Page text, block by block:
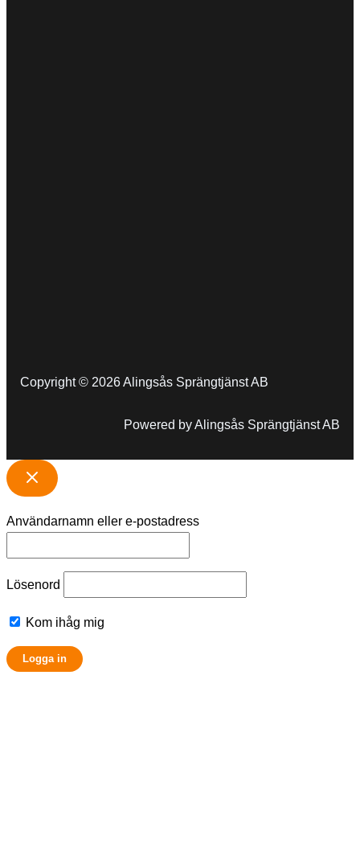
Copyright © 2026 Alingsås Sprängtjänst AB
Powered by Alingsås Sprängtjänst AB
Användarnamn eller e-postadress
Lösenord
Kom ihåg mig